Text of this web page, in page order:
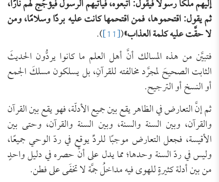
إليهم ملكًا رسولًا فيقول: اتَّبعوه، فيأتيهم الرسول فيؤجِّج لهم نارًا،
ثم يقول: اقتحموها، فمن اقتحمها كانت عليه بردًا وسلامًا، ومن
لا حقَّت عليه كلمة العذاب»(
[11]
).
فتبيَّن من هذه المسالك أنَّ أهل العلم ما كانوا يردُّون الحديثَ
الثابت الصحيحَ لمجرَّد مخالفته للقرآنِ، بل يسلكون مسلكَ الجمع
أو النسخ أو الترجيح.
ثم إنَّ التعارض في الظاهر يقع بين جميع الأدلّة، فهو يقع بين القرآن
والقرآن، وبين السنة والسنة، وبين السنة والقرآن، وحتى بين
الأقيسة، فجعل التعارض موجبًا للردِّ يوقع في ردّ الوحي جميعًا،
وليس في ردّ السنة وحدها؛ مما يدل على أنَّ حصره في دليل واحدٍ
من بين أدلة كثيرةٍ للهوى فيه مداخلُ جمَّة لا تخفَى على فطن.